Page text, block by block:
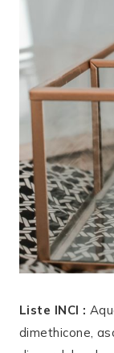
Liste INCI :
dimethicone,